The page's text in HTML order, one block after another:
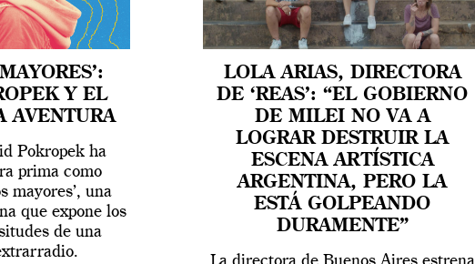
Y EL
AVENTURA
Pokropek ha
prima como
mayores’, una
que expone los
de una
LOLA ARIAS, DIRECTORA
DE ‘REAS’: “EL GOBIERNO
DE MILEI NO VA A
LOGRAR DESTRUIR LA
ESCENA ARTÍSTICA
ARGENTINA, PERO LA
ESTÁ GOLPEANDO
DURAMENTE”